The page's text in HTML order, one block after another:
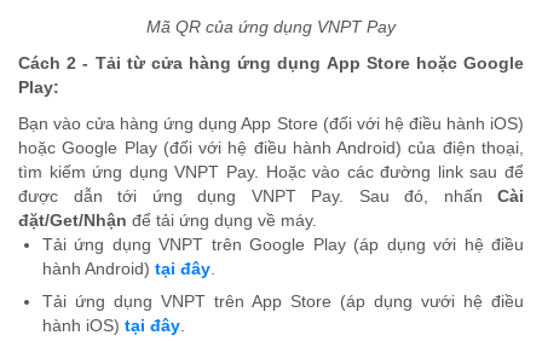
Mã QR của ứng dụng VNPT Pay
Cách 2 - Tải từ cửa hàng ứng dụng App Store hoặc Google
Play:
Bạn vào cửa hàng ứng dụng App Store (đối với hệ điều hành iOS)
hoặc Google Play (đối với hệ điều hành Android) của điện thoại,
tìm kiếm ứng dụng VNPT Pay. Hoặc vào các đường link sau để
được dẫn tới ứng dụng VNPT Pay. Sau đó, nhấn Cài
đặt/Get/Nhận để tải ứng dụng về máy.
Tải ứng dụng VNPT trên Google Play (áp dụng với hệ điều
hành Android) tại đây.
Tải ứng dụng VNPT trên App Store (áp dụng vưới hệ điều
hành iOS) tại đây